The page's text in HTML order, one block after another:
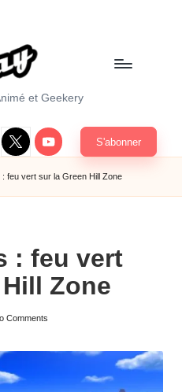
et Geekery
X
|
Twitter
Youtube S'abonner
feu vert sur la Green Hill Zone
: feu vert
Zone
Comments